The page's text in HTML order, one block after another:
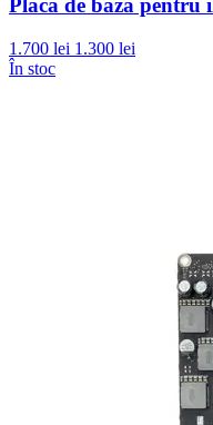
Placa de baza
1.700 lei 1.300 lei
În stoc